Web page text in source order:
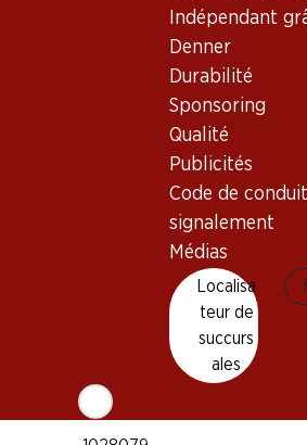
Indépendant
Denner
Durabilité
Sponsoring
Qualité
Publicités
Code de
signalement
Médias
Localisa
teur de
succurs
ales
Température de dégustation
Empreinte carbone
6.06 kg
N° d'art.